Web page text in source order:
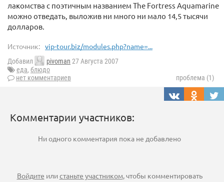
лакомства с поэтичным названием The Fortress Aquamarine
можно отведать, выложив ни много ни мало 14,5 тысячи
долларов.
Источник: vip-tour.biz/modules.php?name=...
Добавил pivoman 27 Августа 2007
еда, блюдо
нет комментариев
проблема (1)
Комментарии участников:
Ни одного комментария пока не добавлено
Войдите илистаньте участником, чтобы комментировать